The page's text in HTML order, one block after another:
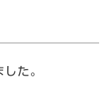
た。